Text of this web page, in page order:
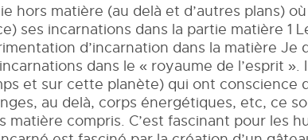
hors matière (au delà et d’autres plans)
ses incarnations dans la partie matière 1
d’incarnation dans la matière Je
dans le « royaume de l’esprit ».
et sur cette planète) qui ont conscience
au delà, corps énergétiques, etc, ce
compris. C’est fascinant pour les